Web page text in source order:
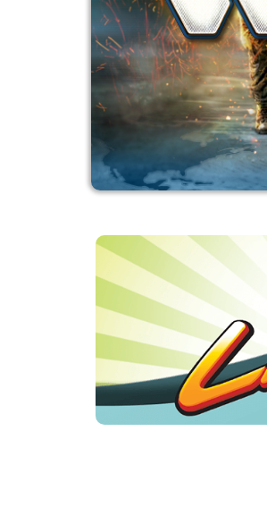
RAFA1965
265 pt
HOMEM DE FERRO
238 pt
GENERASUNTSU
222 pt